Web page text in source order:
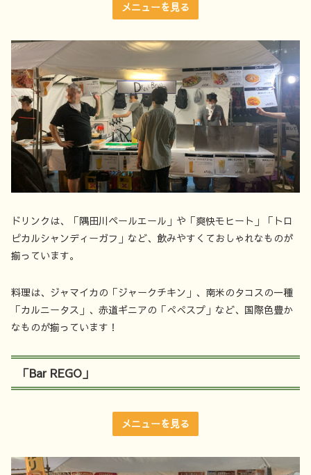
メニューを見る
ドリンクは、「隅田川ペールエール」や「爽快モヒート」「トロ
ピカルシャンディーガフ」など、飲みやすくておしゃれなものが
揃っています。
料理は、ジャマイカの「ジャークチキン」、南米のタコスの一種
「カルニータス」、赤道ギニアの「ぺぺスプ」など、国際色豊か
なものが揃っています！
「Bar REGO」
メニューを見る